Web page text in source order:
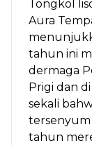
Tongkol
Aura
tahun ini
dermaga
Prigi dan
sekali
tersenyum
tahun